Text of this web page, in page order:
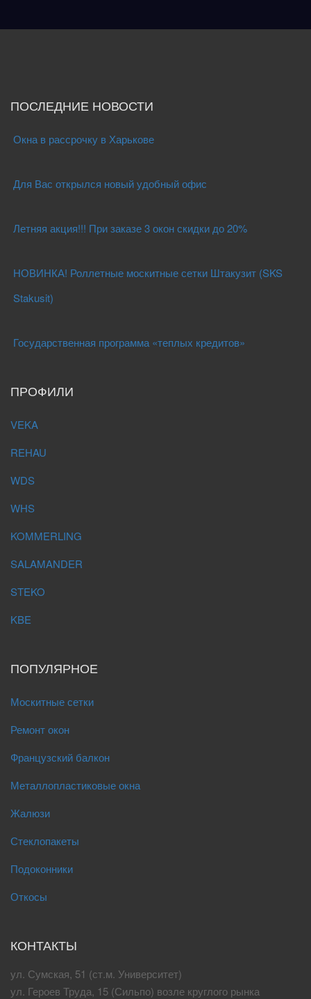
ПОСЛЕДНИЕ НОВОСТИ
Окна в рассрочку в Харькове
Для Вас открылся новый удобный офис
Летняя акция!!! При заказе 3 окон скидки до 20%
НОВИНКА! Роллетные москитные сетки Штакузит (SKS
Stakusit)
Государственная программа «теплых кредитов»
ПРОФИЛИ
VEKA
REHAU
WDS
WHS
KOMMERLING
SALAMANDER
STEKO
KBE
ПОПУЛЯРНОЕ
Москитные сетки
Ремонт окон
Французский балкон
Металлопластиковые окна
Жалюзи
Стеклопакеты
Подоконники
Откосы
КОНТАКТЫ
ул. Сумская, 51 (ст.м. Университет)
ул. Героев Труда, 15 (Сильпо) возле круглого рынка